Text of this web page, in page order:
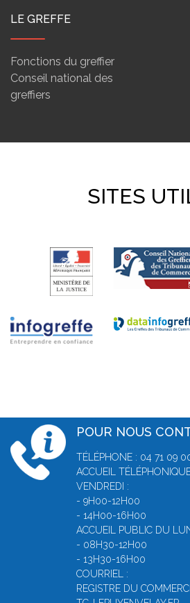
LE GREFFE
Fonctions du greffier
Conseil national des
greffiers
SITES
POUR NOUS
TÉLÉPHONE : 04 71 09
ACCUEIL
VENDREDI :
- 9H00-12H00
- 14H00-16H00
ACCUEIL PUBLIC DU
- 08H30-12H00
- 13H30-16H00
COURRIEL :
REGISTRE DU